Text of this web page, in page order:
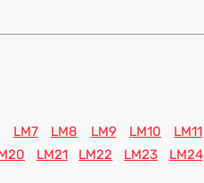
LM7 LM8 LM9 LM10 LM11
LM21 LM22 LM23 LM24